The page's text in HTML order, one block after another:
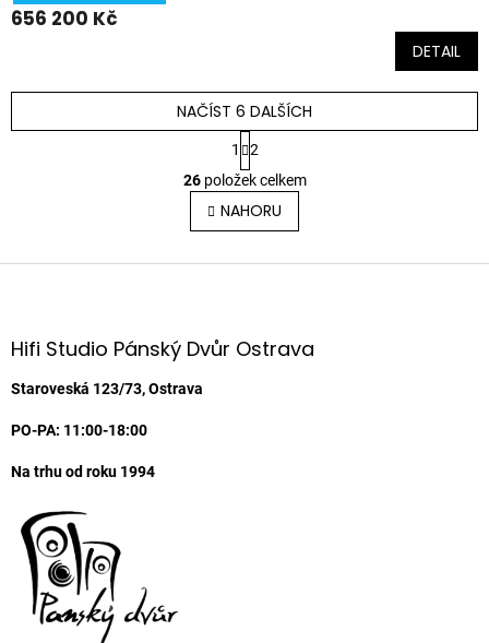
656 200 Kč
DETAIL
O
v
l
á
p
r
NAČÍST 6 DALŠÍCH
S
t
r
á
n
k
v
1
2
26položek celkem
NAHORU
Z
aHifi Studio Pánský Dvůr Ostrava
Staroveská 123/73, Ostrava
PO-PA: 11:00-18:00
Na trhu od roku 1994